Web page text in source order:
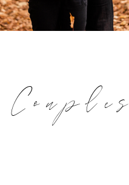
Couples